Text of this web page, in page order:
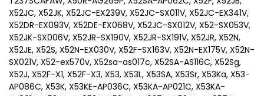
X52JC, X52JK, X52JC-EX239V, X52JC-SX011V, X52JC-EX341V,
X52DR-EX093V, X52DE-EX068V, X52JC-SX012V, X52-SX053V,
X52JK-SX006V, X52JR-SX190V, X52JR-SX191V, X52JR, X52N,
X52JE, X52S, X52N-EX030V, X52F-SX163V, X52N-EX175V, X52N-
SX021V, X52-ex570v, X52sa-as017c, X52SA-AS116C, X52Sg,
X52J, X52F-X1, X52F-X3, X53, X53L, X53SA, X53Sr, X53Ka, X53-
AP086C, X53K, X53KE-AP036C, X53KA-AP021C, X53KA-